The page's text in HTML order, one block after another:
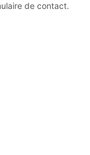
de contact.